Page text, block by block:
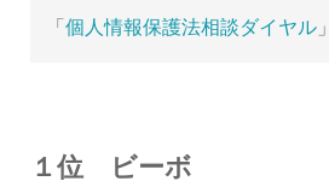
「 個人情報保護法相談ダイヤル
１位 ビーボ